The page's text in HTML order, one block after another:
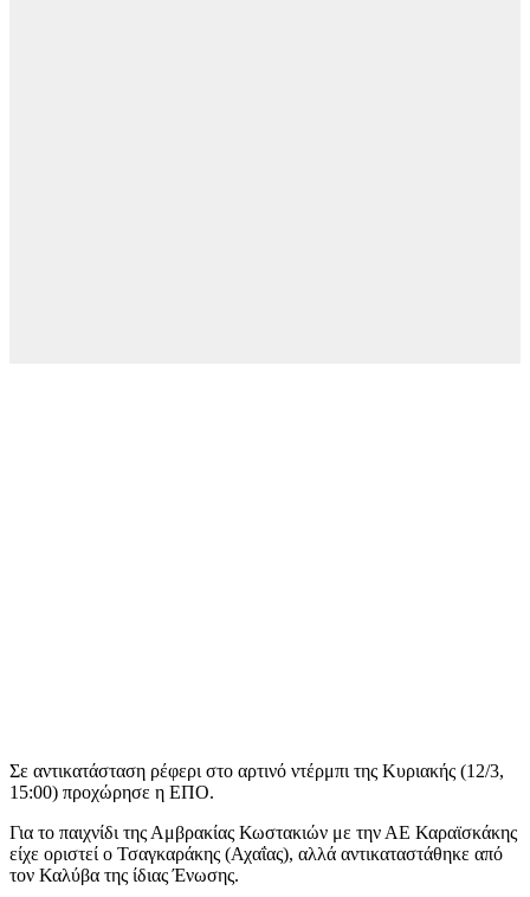
Σε αντικατάσταση ρέφερι στο αρτινό ντέρμπι της Κυριακής (12/3,
15:00) προχώρησε η ΕΠΟ.
Για το παιχνίδι της Αμβρακίας Κωστακιών με την ΑΕ Καραϊσκάκης
είχε οριστεί ο Τσαγκαράκης (Αχαΐας), αλλά αντικαταστάθηκε από
τον Καλύβα της ίδιας Ένωσης.